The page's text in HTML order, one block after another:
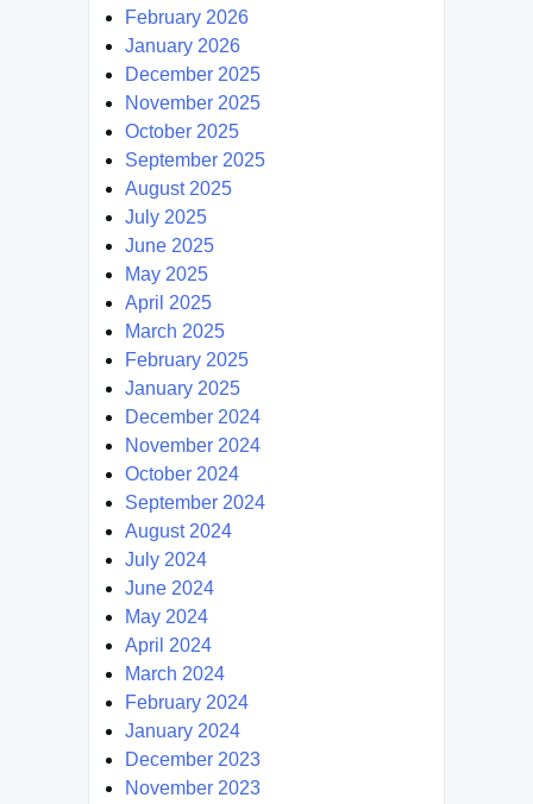
February 2026
January 2026
December 2025
November 2025
October 2025
September 2025
August 2025
July 2025
June 2025
May 2025
April 2025
March 2025
February 2025
January 2025
December 2024
November 2024
October 2024
September 2024
August 2024
July 2024
June 2024
May 2024
April 2024
March 2024
February 2024
January 2024
December 2023
November 2023